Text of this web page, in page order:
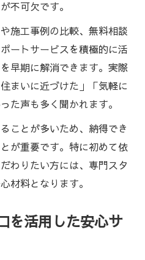
工事の賢い選び方
補助金とサポートの活用
で補助金の最新情報を得
る外構工事のコツ
不可欠です。
施工事例の比較、無料相談
ートサービスを積極的に活
早期に解消できます。実際
まいに近づけた」「気軽に
た声も多く聞かれます。
ことが多いため、納得でき
が重要です。特に初めて依
わりたい方には、専門スタ
材料となります。
を活用した安心サ